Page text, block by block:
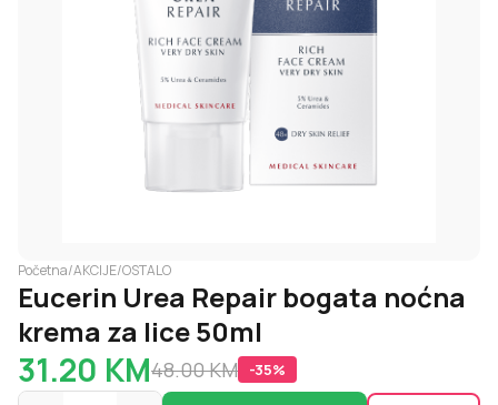
Početna/AKCIJE/OSTALO
Eucerin Urea Repair bogata noćna
krema za lice 50ml
31.20 KM48.00KM -35%